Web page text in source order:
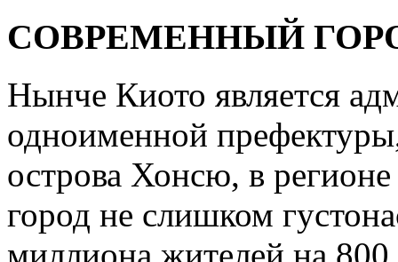
СОВРЕМЕННЫЙ
Нынче Киото является
одноименной
острова Хонсю, в
город не слишком